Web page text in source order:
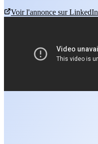
Voir l'annonce sur LinkedIn